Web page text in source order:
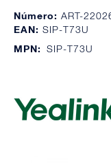
Número: ART-
EAN: SIP-T73U
MPN: SIP-T73U